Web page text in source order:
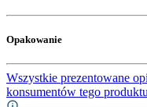
Opakowanie
Wszystkie prezentowane
konsumentów tego